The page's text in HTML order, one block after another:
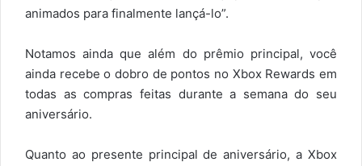
animados para finalmente lançá-lo”.
Notamos ainda que além do prêmio principal, você
ainda recebe o dobro de pontos no Xbox Rewards em
todas as compras feitas durante a semana do seu
aniversário.
Quanto ao presente principal de aniversário, a Xbox